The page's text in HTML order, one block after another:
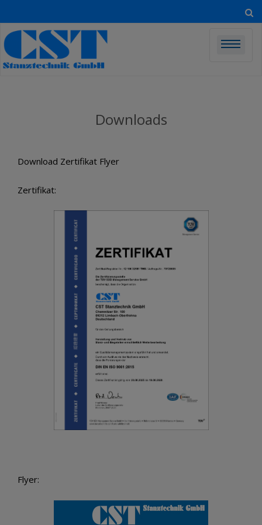
content
Downloads
Download Zertifikat Flyer
Zertifikat:
Flyer: